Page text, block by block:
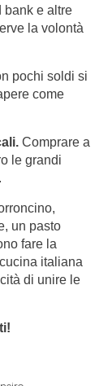
bank e altre
la volontà
pochi soldi si
come
Comprare a
le grandi
un pasto
fare la
italiana
di unire le